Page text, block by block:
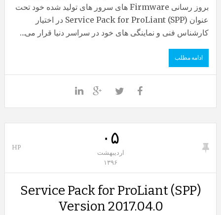
بروز رسانی Firmware های سرور های تولید شده خود تحت
عنوان Service Pack for ProLiant (SPP) در اختیار
کارشناس فنی و نماینگی های خود در سراسر دنیا قرار می...
ادامه مطلب
۰۵
اردیبهشت
۱۳۹۶
HP
Service Pack for ProLiant (SPP)
Version 2017.04.0